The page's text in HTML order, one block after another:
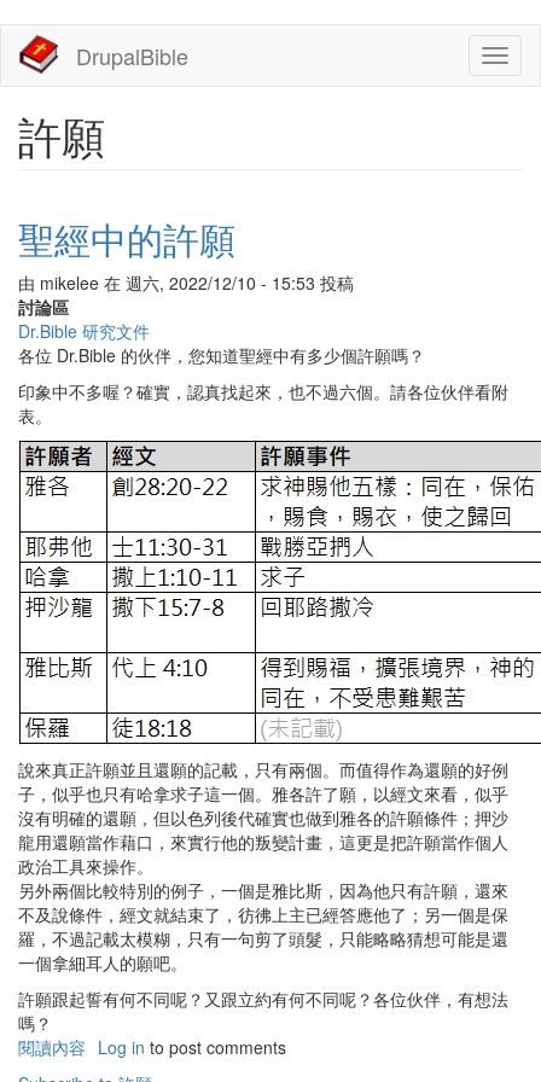
主
DrupalBible
許願
聖經中的許願
由 mikelee 在 週六, 2022/12/10 - 15:53 投稿
討論區
Dr.Bible 研究文件
各位 Dr.Bible 的伙伴，您知道聖經中有多少個許願嗎？
印象中不多喔？確實，認真找起來，也不過六個。請各位伙伴看附
表。
說來真正許願並且還願的記載，只有兩個。而值得作為還願的好例
子，似乎也只有哈拿求子這一個。雅各許了願，以經文來看，似乎
沒有明確的還願，但以色列後代確實也做到雅各的許願條件；押沙
龍用還願當作藉口，來實行他的叛變計畫，這更是把許願當作個人
政治工具來操作。
另外兩個比較特別的例子，一個是雅比斯，因為他只有許願，還來
不及說條件，經文就結束了，彷彿上主已經答應他了；另一個是保
羅，不過記載太模糊，只有一句剪了頭髮，只能略略猜想可能是還
一個拿細耳人的願吧。
許願跟起誓有何不同呢？又跟立約有何不同呢？各位伙伴，有想法
嗎？
閱讀內容 有Log in to post comments